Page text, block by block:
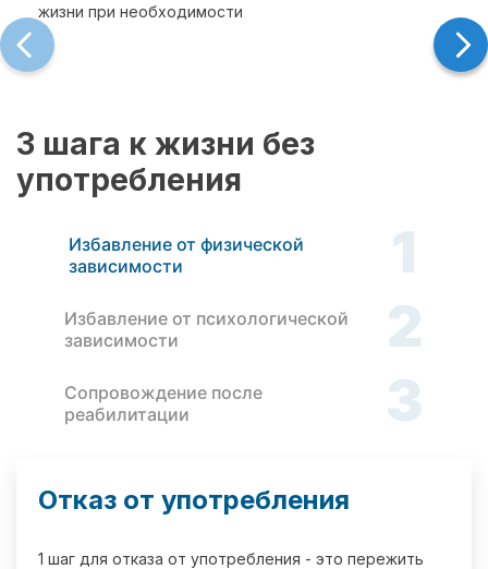
жизни при необходимости
3 шага к жизни без
употребления
Избавление от физической
зависимости
1
Избавление от психологической
зависимости
2
Сопровождение после
реабилитации
3
Отказ от употребления
1 шаг для отказа от употребления - это пережить